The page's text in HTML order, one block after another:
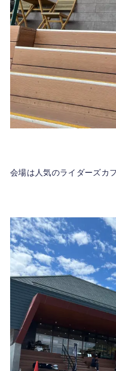
会場は人気のライダーズカ